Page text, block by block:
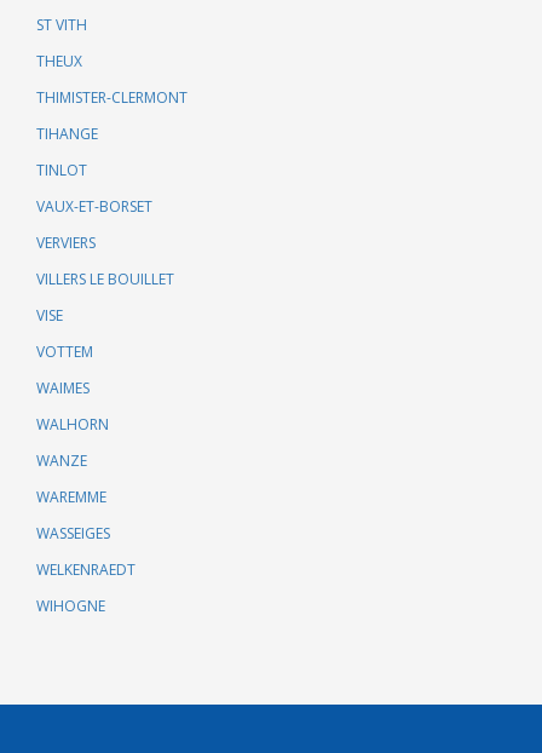
ST VITH
THEUX
THIMISTER-CLERMONT
TIHANGE
TINLOT
VAUX-ET-BORSET
VERVIERS
VILLERS LE BOUILLET
VISE
VOTTEM
WAIMES
WALHORN
WANZE
WAREMME
WASSEIGES
WELKENRAEDT
WIHOGNE